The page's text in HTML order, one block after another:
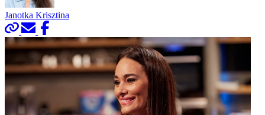
Janotka Krisztina